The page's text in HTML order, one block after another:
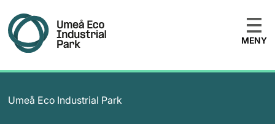
MENY
Umeå Eco Industrial Park